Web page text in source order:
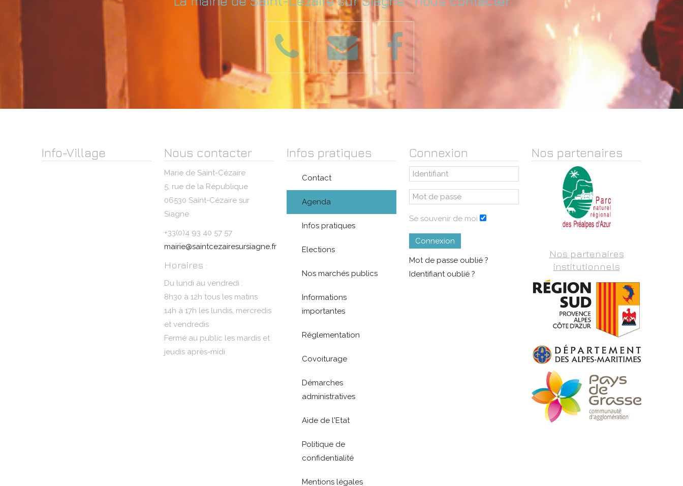
Info-Village Nous contacter
Marie de Saint-Cézaire
5, rue de la République
06530 Saint-Cézaire sur
Siagne
+33(0)4 93 40 57 57
mairie@saintcezairesursiagne.fr
Horaires :
Du lundi au vendredi :
8h30 à 12h tous les matins
14h à 17h les lundis, mercredis
et vendredis
Fermé au public les mardis et
jeudis après-midi
Infos pratiques
Contact
Agenda
Infos pratiques
Elections
Nos marchés publics
Informations
importantes
Réglementation
Covoiturage
Démarches
administratives
Aide de l'Etat
Politique de
confidentialité
Mentions légales
Connexion
Se souvenir de moi
Connexion
Mot de passe oublié ?
Identifiant oublié ?
Nos partenaires
Nos partenaires
institutionnels